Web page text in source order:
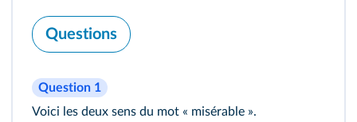
Questions
Question 1
Voici les deux sens du mot « misérable ».